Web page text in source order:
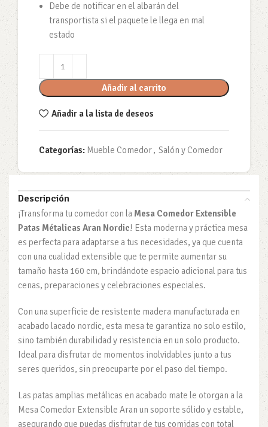
Debe de notificar en el albarán del
transportista si el paquete le llega en mal
estado
Añadir al carrito
Añadir a la lista de deseos
Categorías: Mueble Comedor, Salón y Comedor
Descripción
¡Transforma tu comedor con la Mesa Comedor Extensible
Patas Métalicas Aran Nordic! Esta moderna y práctica mesa
es perfecta para adaptarse a tus necesidades, ya que cuenta
con una cualidad extensible que te permite aumentar su
tamaño hasta 160 cm, brindándote espacio adicional para tus
cenas, preparaciones y celebraciones especiales.
Con una superficie de resistente madera manufacturada en
acabado lacado nordic, esta mesa te garantiza no solo estilo,
sino también durabilidad y resistencia en un solo producto.
Ideal para disfrutar de momentos inolvidables junto a tus
seres queridos, sin preocuparte por el paso del tiempo.
Las patas amplias metálicas en acabado mate le otorgan a la
Mesa Comedor Extensible Aran un soporte sólido y estable,
asegurando que puedas disfrutar de tus comidas con total